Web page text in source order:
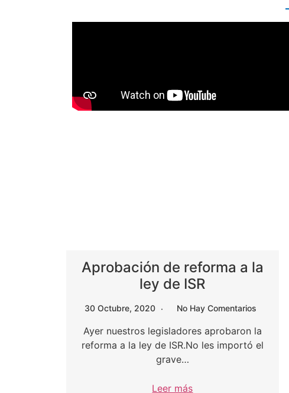
Aprobación de reforma a la
ley de ISR
30 Octubre, 2020 No Hay Comentarios
Ayer nuestros legisladores aprobaron la
reforma a la ley de ISR.No les importó el
grave…
Leer más